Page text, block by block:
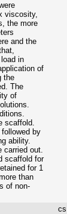
viscosity,
the more
and the
in
of
the
The
of
scaffold.
by
ability.
carried out.
scaffold for
for 1
than
of non-
cs